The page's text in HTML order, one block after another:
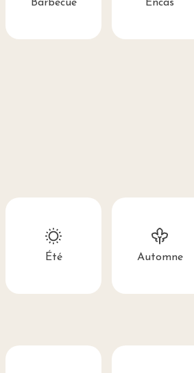
Barbecue Encas
Été Automne